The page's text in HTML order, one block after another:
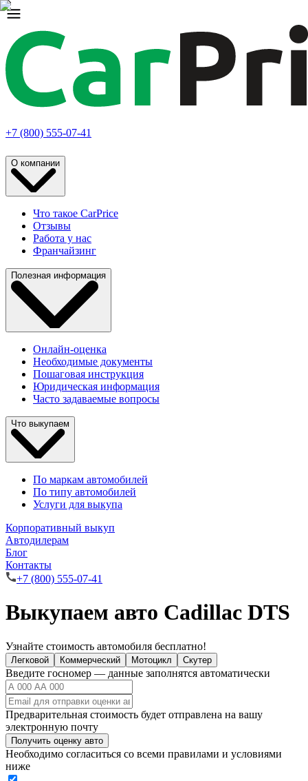
+7 (800) 555-07-41
О компании
Что такое CarPrice
Отзывы
Работа у нас
Франчайзинг
Полезная информация
Онлайн-оценка
Необходимые документы
Пошаговая инструкция
Юридическая информация
Часто задаваемые вопросы
Что выкупаем
По маркам автомобилей
По типу автомобилей
Услуги для выкупа
Корпоративный выкуп
Автодилерам
Блог
Контакты
+7 (800) 555-07-41
Выкупаем авто Cadillac DTS
Узнайте стоимость автомобиля бесплатно!
Легковой Коммерческий Мотоцикл Скутер
Введите госномер — данные заполнятся автоматически
Предварительная стоимость будет отправлена на вашу
электронную почту
Получить оценку авто
Необходимо согласиться со всеми правилами и условиями
ниже